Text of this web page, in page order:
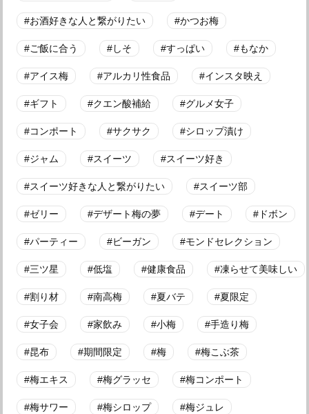
お酒好きな人と繋がりたい かつお梅
ご飯に合う しそ すっぱい もなか
アイス梅 アルカリ性食品 インスタ映え
ギフト クエン酸補給 グルメ女子
コンポート サクサク シロップ漬け
ジャム スイーツ スイーツ好き
スイーツ好きな人と繋がりたい スイーツ部
ゼリー デザート梅の夢 デート ドボン
パーティー ビーガン モンドセレクション
三ツ星 低塩 健康食品 凍らせて美味しい
割り材 南高梅 夏バテ 夏限定
女子会 家飲み 小梅 手造り梅
昆布 期間限定 梅 梅こぶ茶
梅エキス 梅グラッセ 梅コンポート
梅サワー 梅シロップ 梅ジュレ